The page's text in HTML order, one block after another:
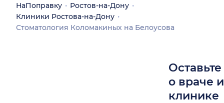
НаПоправку
Ростов-на-Дону
Клиники Ростова-на-Дону
Стоматология Коломакиных на Белоусова
о враче
клинике